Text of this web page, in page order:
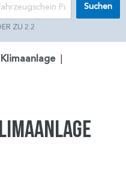
ZU 2.2
Suchen
Klimaanlage |